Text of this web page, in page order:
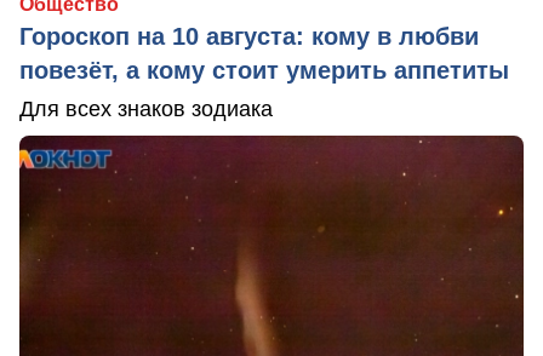
Общество
Гороскоп на 10 августа: кому в любви
повезёт, а кому стоит умерить аппетиты
Для всех знаков зодиака